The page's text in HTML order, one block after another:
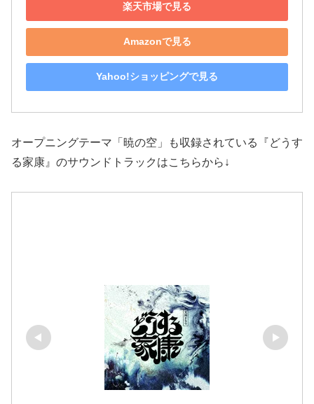
楽天市場で見る
Amazonで見る
Yahoo!ショッピングで見る
オープニングテーマ「暁の空」も収録されている『どうす
る家康』のサウンドトラックはこちらから↓